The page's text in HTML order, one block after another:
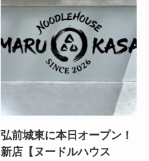
弘前城東に本日オープン！
新店【ヌードルハウス